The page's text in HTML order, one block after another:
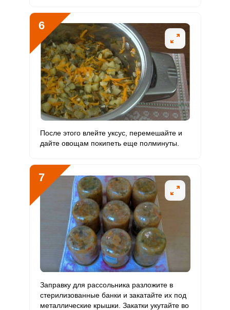
Ванадий
Молибден 59.5 мкг 70 мкг 21.3
6
После этого влейте уксус, перемешайте и
дайте овощам покипеть еще полминуты.
7
Заправку для рассольника разложите в
стерилизованные банки и закатайте их под
металлические крышки. Закатки укутайте во